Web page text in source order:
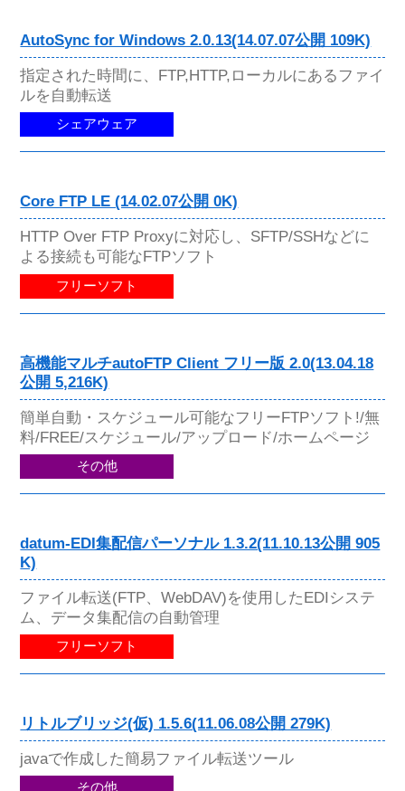
AutoSync for Windows 2.0.13(14.07.07公開 109K)
指定された時間に、FTP,HTTP,ローカルにあるファイ
ルを自動転送
シェアウェア
Core FTP LE (14.02.07公開 0K)
HTTP Over FTP Proxyに対応し、SFTP/SSHなどに
よる接続も可能なFTPソフト
フリーソフト
高機能マルチautoFTP Client フリー版 2.0(13.04.18
公開 5,216K)
簡単自動・スケジュール可能なフリーFTPソフト!/無
料/FREE/スケジュール/アップロード/ホームページ
その他
datum-EDI集配信パーソナル 1.3.2(11.10.13公開 905
K)
ファイル転送(FTP、WebDAV)を使用したEDIシステ
ム、データ集配信の自動管理
フリーソフト
リトルブリッジ(仮) 1.5.6(11.06.08公開 279K)
javaで作成した簡易ファイル転送ツール
その他